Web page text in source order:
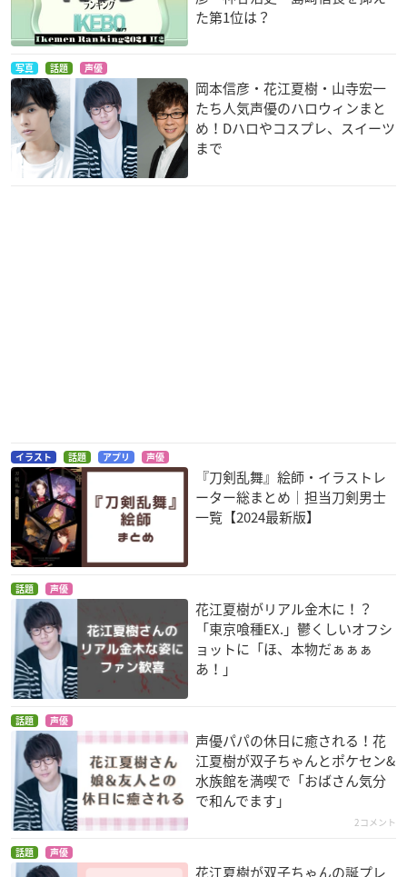
た第1位は？
写真 話題 声優
岡本信彦・花江夏樹・山寺宏一
たち人気声優のハロウィンまと
め！Dハロやコスプレ、スイーツ
まで
イラスト 話題 アプリ 声優
『刀剣乱舞』絵師・イラストレ
ーター総まとめ｜担当刀剣男士
一覧【2024最新版】
話題 声優
花江夏樹がリアル金木に！？
「東京喰種EX.」鬱くしいオフシ
ョットに「ほ、本物だぁぁぁ
あ！」
話題 声優
声優パパの休日に癒される！花
江夏樹が双子ちゃんとポケセン&
水族館を満喫で「おばさん気分
で和んでます」
2コメント
話題 声優
花江夏樹が双子ちゃんの誕プレ